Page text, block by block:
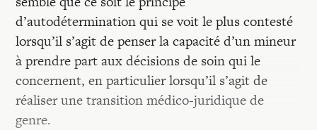
d’autodétermination qui se voit le plus contesté
lorsqu’il s’agit de penser la capacité d’un mineur
à prendre part aux décisions de soin qui le
concernent, en particulier lorsqu’il s’agit de
réaliser une transition médico-juridique de
genre.